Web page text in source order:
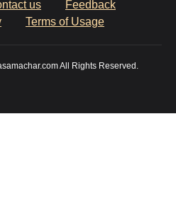
us
Feedback
Terms of Usage
All Rights Reserved.